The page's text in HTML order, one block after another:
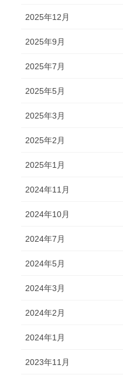
2025年12月
2025年9月
2025年7月
2025年5月
2025年3月
2025年2月
2025年1月
2024年11月
2024年10月
2024年7月
2024年5月
2024年3月
2024年2月
2024年1月
2023年11月